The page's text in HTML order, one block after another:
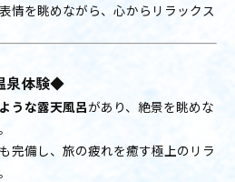
情を眺めながら、心からリラックス
泉体験◆
うな露天風呂があり、絶景を眺めな
完備し、旅の疲れを癒す極上のリラ